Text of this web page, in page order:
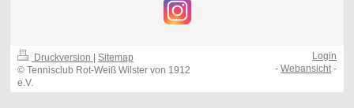
Druckversion | Sitemap
© Tennisclub Rot-Weiß Wilster von 1912
e.V.
Login
-Webansicht -